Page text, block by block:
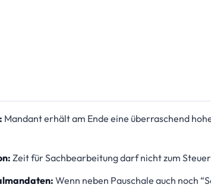
Mandant erhält am Ende eine überraschend
Zeit für Sachbearbeitung darf nicht zum
Wenn neben Pauschale auch noch